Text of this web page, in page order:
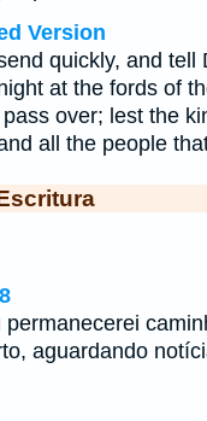
Version
quickly, and tell
at the fords of
over; lest the
all the people
permanecerei
aguardando